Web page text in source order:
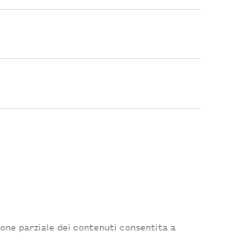
parziale dei contenuti consentita a